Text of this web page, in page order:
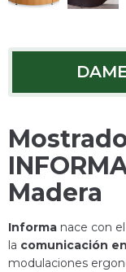
Madera
Informa nace con
la comunicación
modulaciones